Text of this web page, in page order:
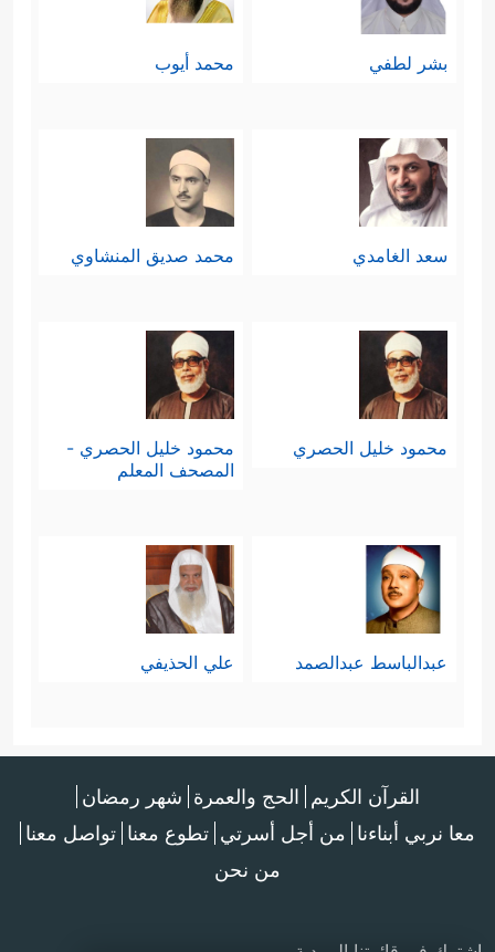
بشر لطفي محمد أيوب
سعد الغامدي محمد صديق المنشاوي
محمود خليل الحصري
محمود خليل الحصري -
المصحف المعلم
عبدالباسط عبدالصمد علي الحذيفي
القرآن الكريم الحج والعمرة شهر رمضان
معا نربي أبناءنا من أجل أسرتي تطوع معنا تواصل معنا
من نحن